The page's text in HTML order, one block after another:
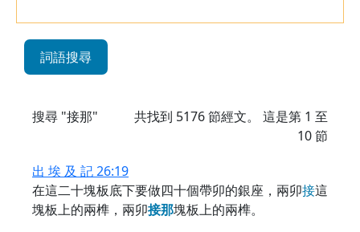
詞語搜尋
搜尋 "接那" 共找到 5176節經文。 這是第 1 至
10 節
出 埃 及 記 26:19
在這二十塊板底下要做四十個帶卯的銀座，兩卯接這
塊板上的兩榫，兩卯接那塊板上的兩榫。